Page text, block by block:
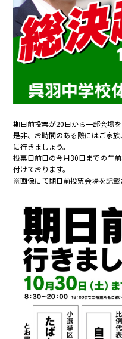
期日前投票が20日から一部会場を
是非、お時間のある際にはご家
に行きましょう。
投票日前日の今月30日までの午
付けております。
※画像にて期日前投票会場を記載